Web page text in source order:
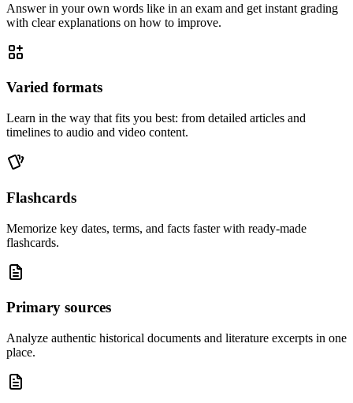
Answer in your own words like in an exam and get instant grading
with clear explanations on how to improve.
Varied formats
Learn in the way that fits you best: from detailed articles and
timelines to audio and video content.
Flashcards
Memorize key dates, terms, and facts faster with ready-made
flashcards.
Primary sources
Analyze authentic historical documents and literature excerpts in one
place.